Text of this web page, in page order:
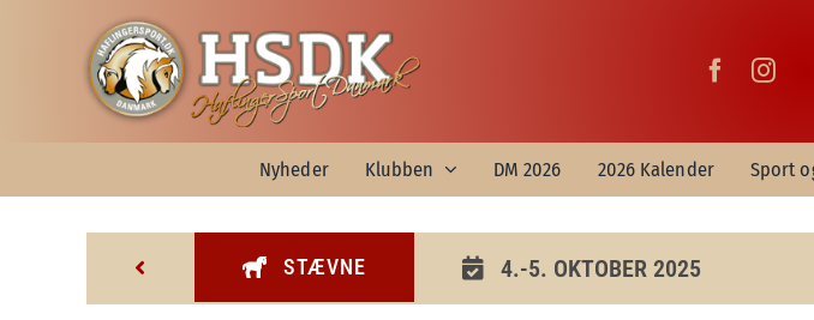
Nyheder Klubben DM 2026 2026 Kalender Sport
STÆVNE 4.-5. OKTOBER 2025